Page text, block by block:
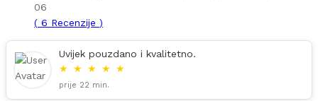
06
( 6 Recenzije )
Uvijek pouzdano i kvalitetno.
★ ★ ★ ★ ★
prije 22 min.